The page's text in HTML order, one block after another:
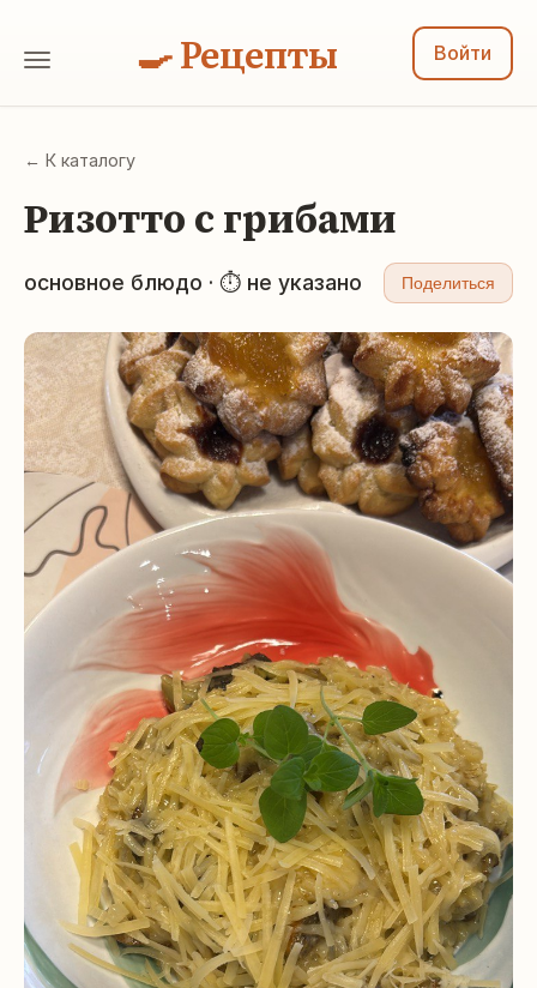
🍳 Рецепты Войти
← К каталогу
Ризотто с грибами
основное блюдо · ⏱ не указано Поделиться